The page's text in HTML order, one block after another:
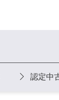
認定中